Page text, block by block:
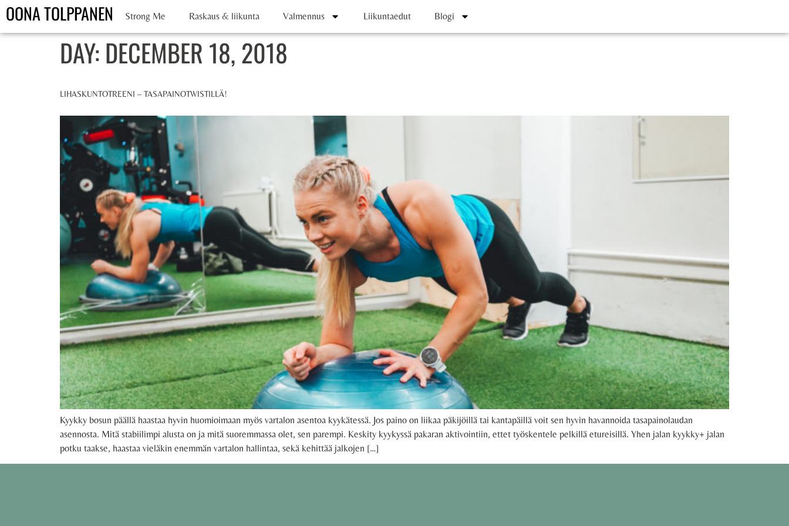
OONA TOLPPANEN Strong Me Raskaus & liikunta Valmennus Liikuntaedut Blogi
DAY: DECEMBER 18, 2018
LIHASKUNTOTREENI – TASAPAINOTWISTILLÄ!
Kyykky bosun päällä haastaa hyvin huomioimaan myös vartalon asentoa kyykätessä. Jos paino on liikaa päkijöillä tai kantapäillä voit sen hyvin havannoida tasapainolaudan
asennosta. Mitä stabiilimpi alusta on ja mitä suoremmassa olet, sen parempi. Keskity kyykyssä pakaran aktivointiin, ettet työskentele pelkillä etureisillä. Yhen jalan kyykky+ jalan
potku taakse, haastaa vieläkin enemmän vartalon hallintaa, sekä kehittää jalkojen […]